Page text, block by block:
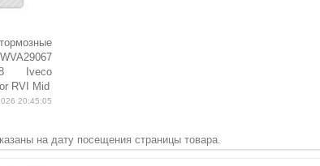
Iveco
RVI Mid
20:45:05
на дату посещения страницы товара.